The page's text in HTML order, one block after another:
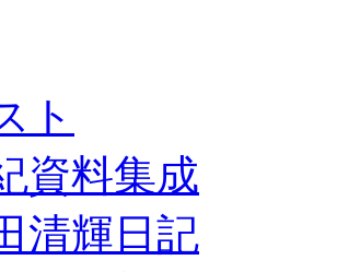
ト
資料集成
清輝日記